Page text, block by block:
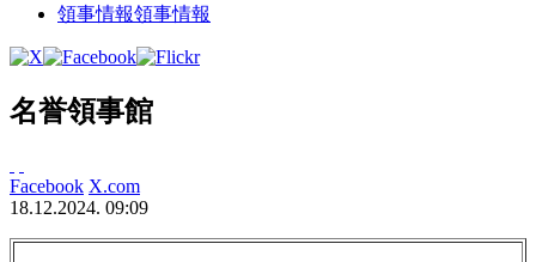
領事情報領事情報
名誉領事館
Facebook X.com
18.12.2024. 09:09